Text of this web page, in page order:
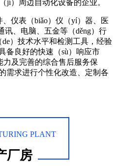
jí）周边自动化设备的企业。
仪表（biǎo）仪（yí）器、医
讯、电脑、五金等（děng）行
）技术水平和检测工具，经验
备良好的快速（sù）响应市
力及完善的综合售后服务保
需求进行个性化改造、定制各
PLANT
厂房